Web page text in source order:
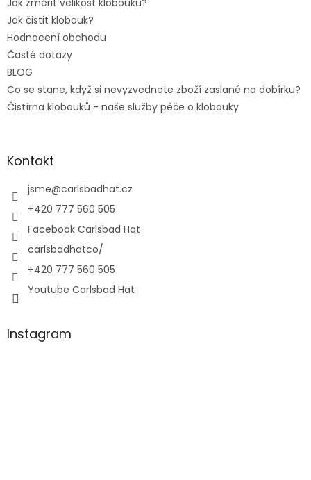
Jak změřit velikost klobouku?
Jak čistit klobouk?
Hodnocení obchodu
Časté dotazy
BLOG
Co se stane, když si nevyzvednete zboží zaslané na dobírku?
Čistírna klobouků - naše služby péče o klobouky
Kontakt
jsme@carlsbadhat.cz
+420 777 560 505
Facebook Carlsbad Hat
carlsbadhatco/
+420 777 560 505
Youtube Carlsbad Hat
Instagram